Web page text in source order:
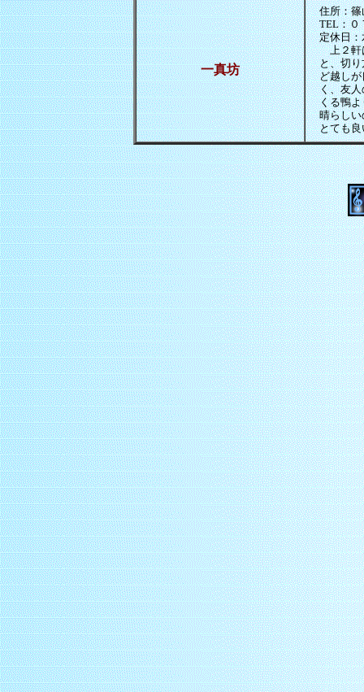
一真坊
住所：
TEL：
定休日
上２軒
と、切
ど越し
く、友
くる鴨
晴らし
とても